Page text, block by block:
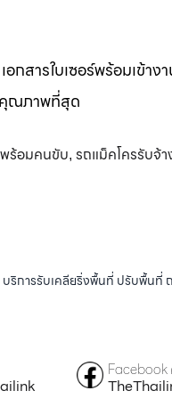
กสารใบเซอร์พร้อมเข้
คุณภาพที่สุด
พร้อมคนขับ, รถแม็คโครรับจ้า
ริการรับเคลียริ่งพื้นที่ ปรับพื้นที่
Facebook